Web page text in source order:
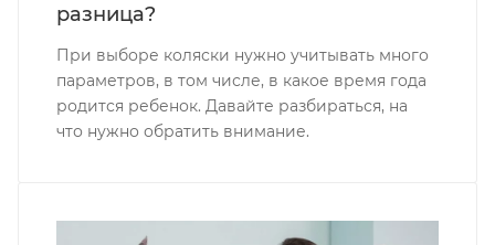
разница?
При выборе коляски нужно учитывать много
параметров, в том числе, в какое время года
родится ребенок. Давайте разбираться, на
что нужно обратить внимание.